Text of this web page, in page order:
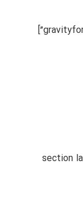
[section